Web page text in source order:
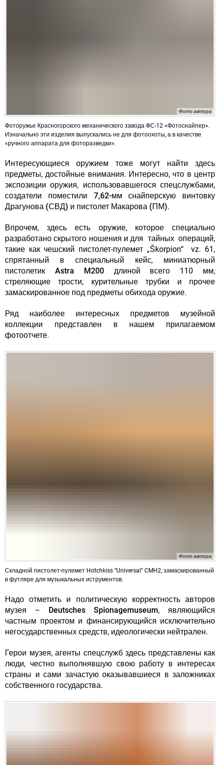
Фото автора
Фоторужье Красногорского механического завода ФС-12 «Фотоснайпер».
Изначально эти изделия выпускались не для фотоохоты, а в качестве
«ручного аппарата для фоторазведки».
Интересующиеся оружием тоже могут найти здесь
предметы, достойные внимания. Интересно, что в центр
экспозиции оружия, использовавшегося спецслужбами,
создатели поместили 7,62-мм снайперскую винтовку
Драгунова (СВД) и пистолет Макарова (ПМ).
Впрочем, здесь есть оружие, которое специально
разработано скрытого ношения и для тайных операций,
такие как чешский пистолет-пулемет „Škorpion“ vz. 61,
спрятанный в специальный кейс, миниатюрный
пистолетик Astra M200длиной всего 110 мм,
стреляющие трости, курительные трубки и прочее
замаскированное под предметы обихода оружие.
Ряд наиболее интересных предметов музейной
коллекции представлен в нашем прилагаемом
фотоотчете.
Фото автора
Складной пистолет-пулемет Hotchkiss “Universal” CMH2, замаскированный
в футляре для музыкальных иструментов.
Надо отметить и политическую корректность авторов
музея – Deutsches Spionagemuseum, являющийся
частным проектом и финансирующийся исключительно
негосударственных средств, идеологически нейтрален.
Герои музея, агенты спецслужб здесь представлены как
люди, честно выполнявшую свою работу в интересах
страны и сами зачастую оказывавшиеся в заложниках
собственного государства.